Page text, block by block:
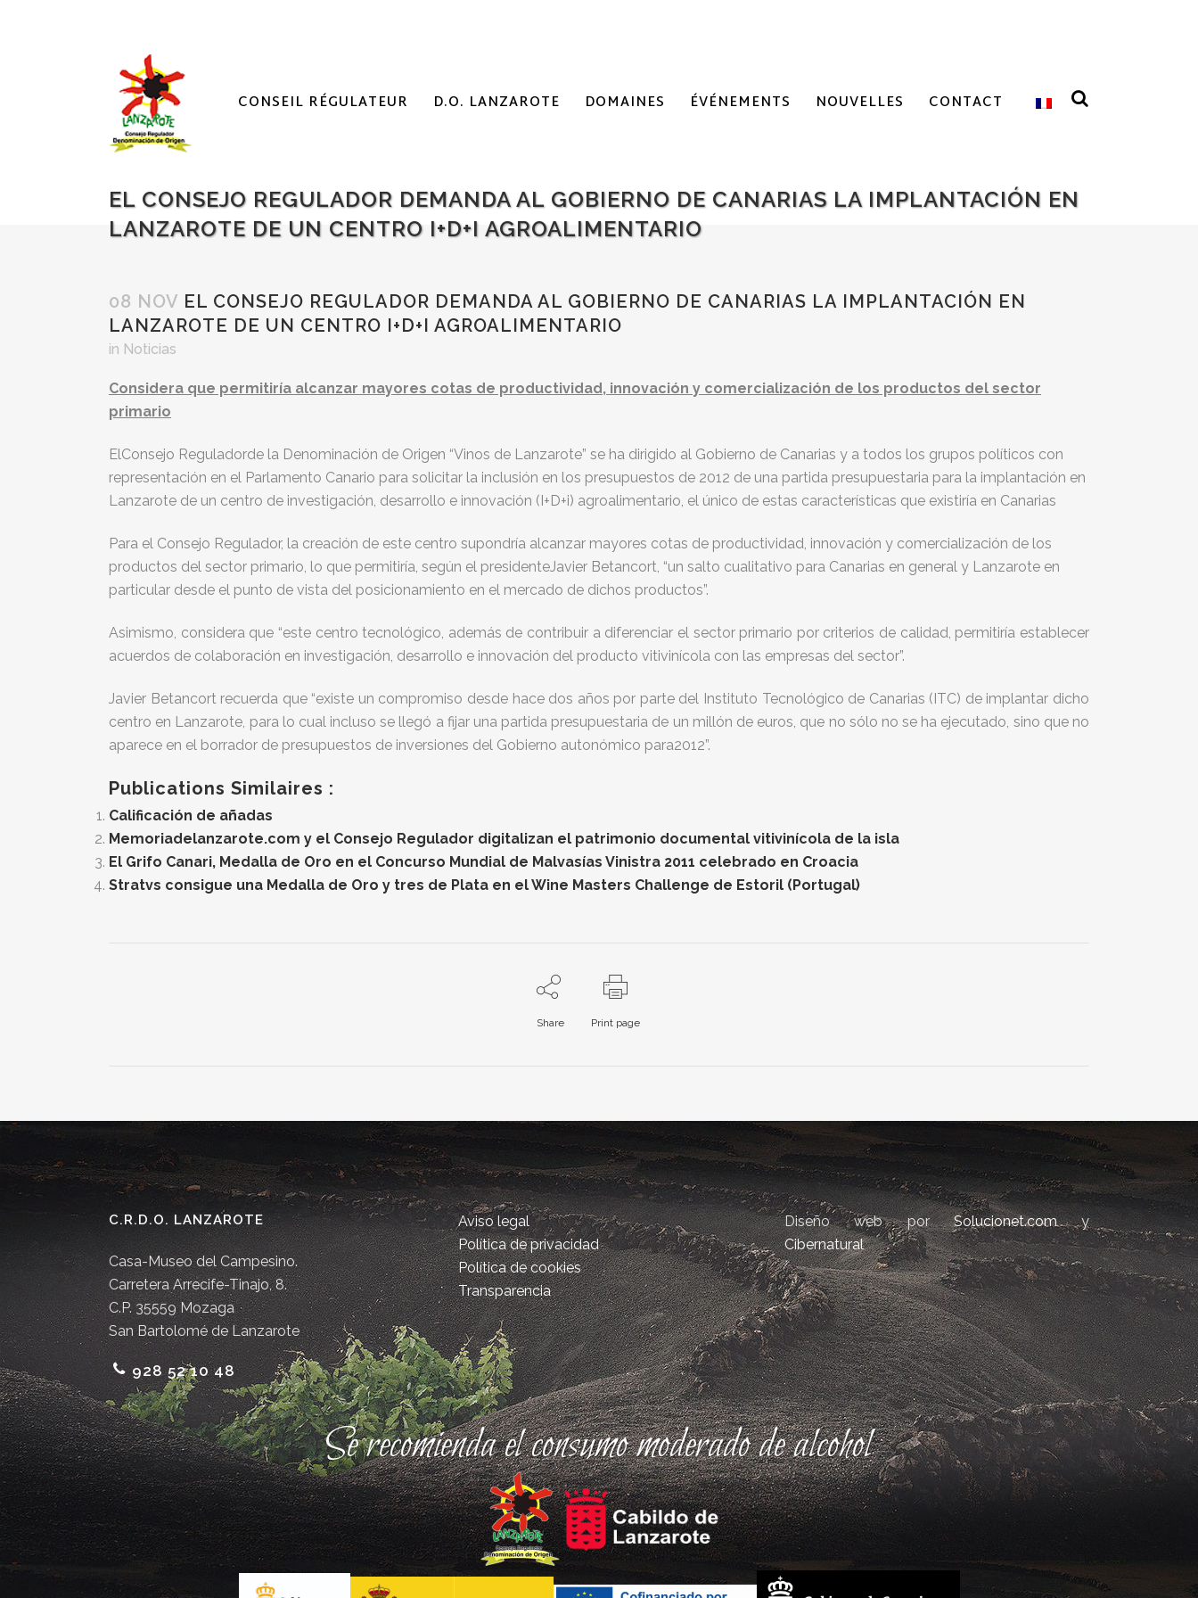
CONSEIL RÉGULATEUR D.O. LANZAROTE DOMAINES ÉVÉNEMENTS NOUVELLES CONTACT
EL CONSEJO REGULADOR DEMANDA AL GOBIERNO DE CANARIAS LA IMPLANTACIÓN EN
LANZAROTE DE UN CENTRO I+D+I AGROALIMENTARIO
08 NOV EL CONSEJO REGULADOR DEMANDA AL GOBIERNO DE CANARIAS LA IMPLANTACIÓN EN
LANZAROTE DE UN CENTRO I+D+I AGROALIMENTARIO
in Noticias
Considera que permitiría alcanzar mayores cotas de productividad, innovación y comercialización de los productos del sector
primario
ElConsejo Reguladorde la Denominación de Origen “Vinos de Lanzarote” se ha dirigido al Gobierno de Canarias y a todos los grupos políticos con
representación en el Parlamento Canario para solicitar la inclusión en los presupuestos de 2012 de una partida presupuestaria para la implantación en
Lanzarote de un centro de investigación, desarrollo e innovación (I+D+i) agroalimentario, el único de estas características que existiría en Canarias
Para el Consejo Regulador, la creación de este centro supondría alcanzar mayores cotas de productividad, innovación y comercialización de los
productos del sector primario, lo que permitiría, según el presidenteJavier Betancort, “un salto cualitativo para Canarias en general y Lanzarote en
particular desde el punto de vista del posicionamiento en el mercado de dichos productos”.
Asimismo, considera que “este centro tecnológico, además de contribuir a diferenciar el sector primario por criterios de calidad, permitiría establecer
acuerdos de colaboración en investigación, desarrollo e innovación del producto vitivinícola con las empresas del sector”.
Javier Betancort recuerda que “existe un compromiso desde hace dos años por parte del Instituto Tecnológico de Canarias (ITC) de implantar dicho
centro en Lanzarote, para lo cual incluso se llegó a fijar una partida presupuestaria de un millón de euros, que no sólo no se ha ejecutado, sino que no
aparece en el borrador de presupuestos de inversiones del Gobierno autonómico para2012”.
Publications Similaires :
Calificación de añadas
Memoriadelanzarote.com y el Consejo Regulador digitalizan el patrimonio documental vitivinícola de la isla
El Grifo Canari, Medalla de Oro en el Concurso Mundial de Malvasías Vinistra 2011 celebrado en Croacia
Stratvs consigue una Medalla de Oro y tres de Plata en el Wine Masters Challenge de Estoril (Portugal)
Share Print page
C.R.D.O. LANZAROTE
Casa-Museo del Campesino.
Carretera Arrecife-Tinajo, 8.
C.P. 35559 Mozaga
San Bartolomé de Lanzarote
928 52 10 48
Aviso legal
Política de privacidad
Política de cookies
Transparencia
Diseño web porSolucionet.comy
Cibernatural
Se recomienda el consumo moderado de alcohol